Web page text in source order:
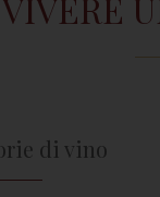
di vino